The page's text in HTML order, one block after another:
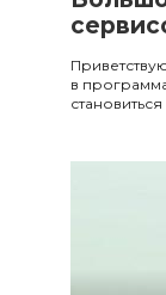
в
становиться